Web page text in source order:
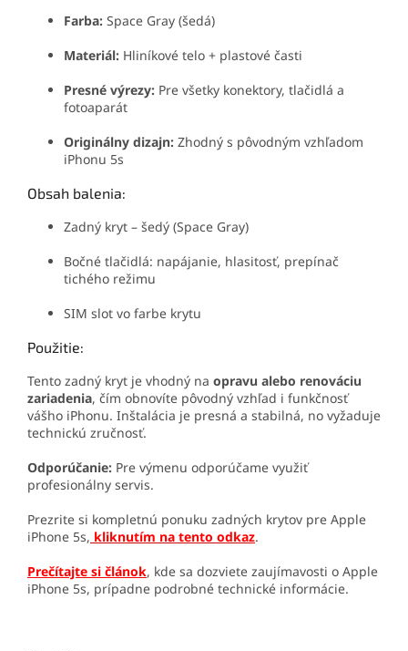
Farba: Space Gray (šedá)
Materiál: Hliníkové telo + plastové časti
Presné výrezy: Pre všetky konektory, tlačidlá a
fotoaparát
Originálny dizajn: Zhodný s pôvodným vzhľadom
iPhonu 5s
Obsah balenia:
Zadný kryt – šedý (Space Gray)
Bočné tlačidlá: napájanie, hlasitosť, prepínač
tichého režimu
SIM slot vo farbe krytu
Použitie:
Tento zadný kryt je vhodný na opravu alebo renováciu
zariadenia, čím obnovíte pôvodný vzhľad i funkčnosť
vášho iPhonu. Inštalácia je presná a stabilná, no vyžaduje
technickú zručnosť.
Odporúčanie: Pre výmenu odporúčame využiť
profesionálny servis.
Prezrite si kompletnú ponuku zadných krytov pre Apple
iPhone 5s, kliknutím na tento odkaz.
Prečítajte si článok, kde sa dozviete zaujímavosti o Apple
iPhone 5s, prípadne podrobné technické informácie.